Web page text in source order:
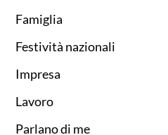
Famiglia
Festività nazionali
Impresa
Lavoro
Parlano di me